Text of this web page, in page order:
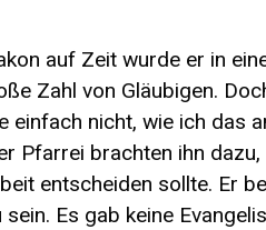
auf Zeit wurde er in
Zahl von Gläubigen.
nicht, wie ich das
Pfarrei brachten ihn
entscheiden sollte. Er
Es gab keine